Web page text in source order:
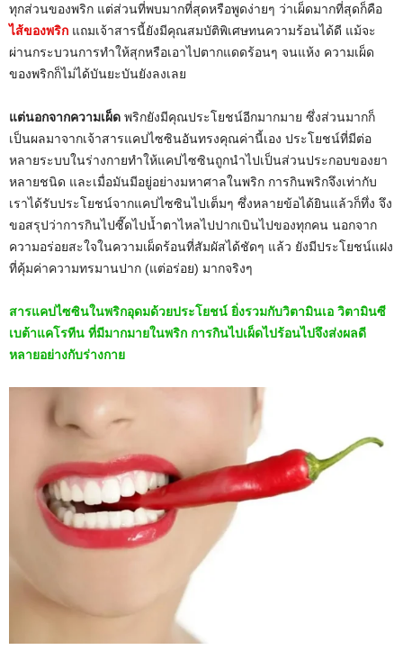
ทุกส่วนของพริก แต่ส่วนที่พบมากที่สุดหรือพูดง่ายๆ ว่าเผ็ดมากที่สุดก็คือ
ไส้ของพริก แถมเจ้าสารนี้ยังมีคุณสมบัติพิเศษทนความร้อนได้ดี แม้จะ
ผ่านกระบวนการทำให้สุกหรือเอาไปตากแดดร้อนๆ จนแห้ง ความเผ็ด
ของพริกก็ไม่ได้บันยะบันยังลงเลย
แต่นอกจากความเผ็ด พริกยังมีคุณประโยชน์อีกมากมาย ซึ่งส่วนมากก็
เป็นผลมาจากเจ้าสารแคปไซซินอันทรงคุณค่านี้เอง ประโยชน์ที่มีต่อ
หลายระบบในร่างกายทำให้แคปไซซินถูกนำไปเป็นส่วนประกอบของยา
หลายชนิด และเมื่อมันมีอยู่อย่างมหาศาลในพริก การกินพริกจึงเท่ากับ
เราได้รับประโยชน์จากแคปไซซินไปเต็มๆ ซึ่งหลายข้อได้ยินแล้วก็ทึ่ง จึง
ขอสรุปว่าการกินไปซี๊ดไปน้ำตาไหลไปปากเบินไปของทุกคน นอกจาก
ความอร่อยสะใจในความเผ็ดร้อนที่สัมผัสได้ชัดๆ แล้ว ยังมีประโยชน์แฝง
ที่คุ้มค่าความทรมานปาก (แต่อร่อย) มากจริงๆ
สารแคปไซซินในพริกอุดมด้วยประโยชน์ ยิ่งรวมกับวิตามินเอ วิตามินซี
เบต้าแคโรทีน ที่มีมากมายในพริก การกินไปเผ็ดไปร้อนไปจึงส่งผลดี
หลายอย่างกับร่างกาย